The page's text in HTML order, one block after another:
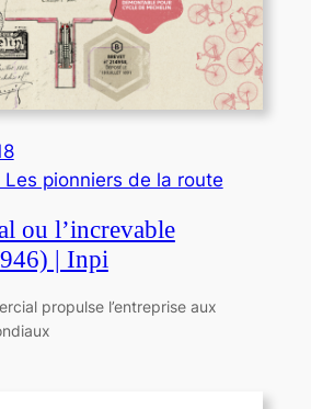
Les pionniers de la route
ou l’increvable
| Inpi
propulse l’entreprise aux